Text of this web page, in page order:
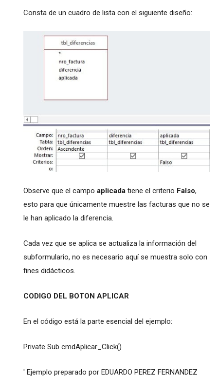
Consta de un cuadro de lista con el siguiente diseño:
Observe que el campo aplicadatiene el criterio Falso,
esto para que únicamente muestre las facturas que no se
le han aplicado la diferencia.
Cada vez que se aplica se actualiza la información del
subformulario, no es necesario aquí se muestra solo con
fines didácticos.
CODIGO DEL BOTON APLICAR
En el código está la parte esencial del ejemplo:
Private Sub cmdAplicar_Click()
' Ejemplo preparado por EDUARDO PEREZ FERNANDEZ